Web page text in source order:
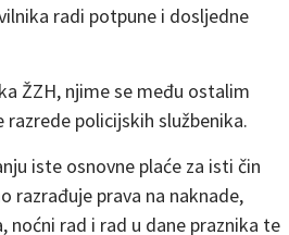
radi potpune i dosljedne
ŽZH, njime se među ostalim
policijskih službenika.
iste osnovne plaće za isti čin
prava na naknade,
noćni rad i rad u dane praznika te